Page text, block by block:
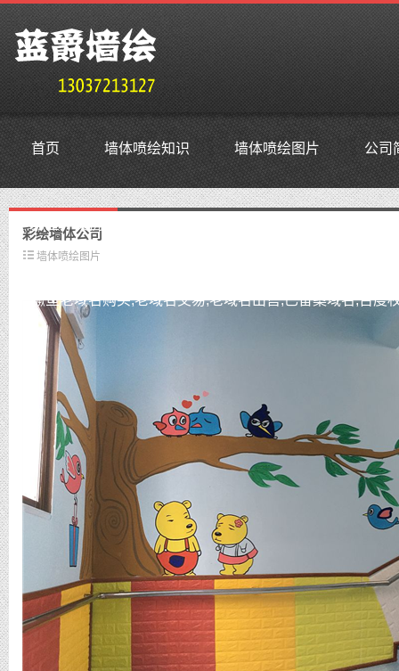
首页 墙体喷绘知识 墙体喷绘图片 公司
鳜鱼外贸抗投诉服务器,免投诉vps,防投诉主机空间,美国
鳜鱼老域名购买,老域名交易,老域名出售,已备案域名,百
彩绘墙体公司
墙体喷绘图片